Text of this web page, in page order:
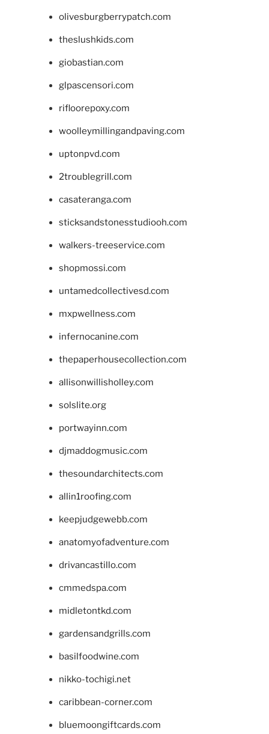
olivesburgberrypatch.com
theslushkids.com
giobastian.com
glpascensori.com
rifloorepoxy.com
woolleymillingandpaving.com
uptonpvd.com
2troublegrill.com
casateranga.com
sticksandstonesstudiooh.com
walkers-treeservice.com
shopmossi.com
untamedcollectivesd.com
mxpwellness.com
infernocanine.com
thepaperhousecollection.com
allisonwillisholley.com
solslite.org
portwayinn.com
djmaddogmusic.com
thesoundarchitects.com
allin1roofing.com
keepjudgewebb.com
anatomyofadventure.com
drivancastillo.com
cmmedspa.com
midletontkd.com
gardensandgrills.com
basilfoodwine.com
nikko-tochigi.net
caribbean-corner.com
bluemoongiftcards.com